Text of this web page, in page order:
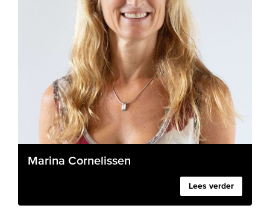
Marina Cornelissen
Lees verder